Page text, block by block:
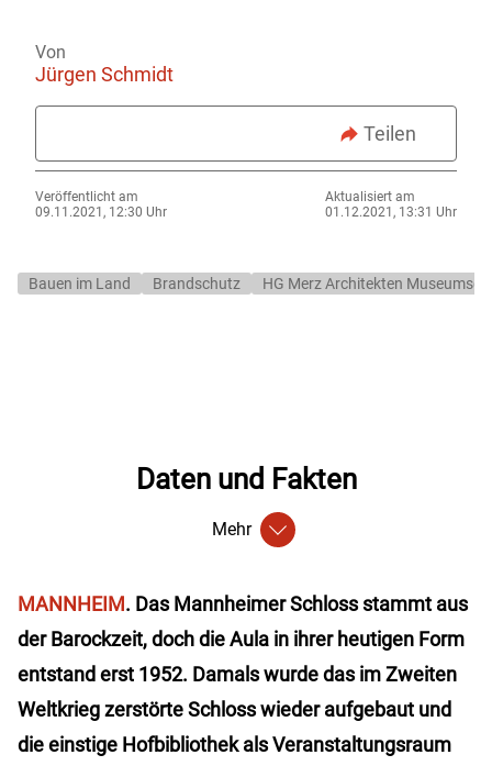
Von
Jürgen Schmidt
Teilen
Veröffentlicht am
09.11.2021, 12:30 Uhr
Aktualisiert am
01.12.2021, 13:31 Uhr
Bauen im Land Brandschutz HG Merz Architekten
Daten und Fakten
Mehr
MANNHEIM. Das Mannheimer Schloss stammt aus
der Barockzeit, doch die Aula in ihrer heutigen Form
entstand erst 1952. Damals wurde das im Zweiten
Weltkrieg zerstörte Schloss wieder aufgebaut und
die einstige Hofbibliothek als Veranstaltungsraum